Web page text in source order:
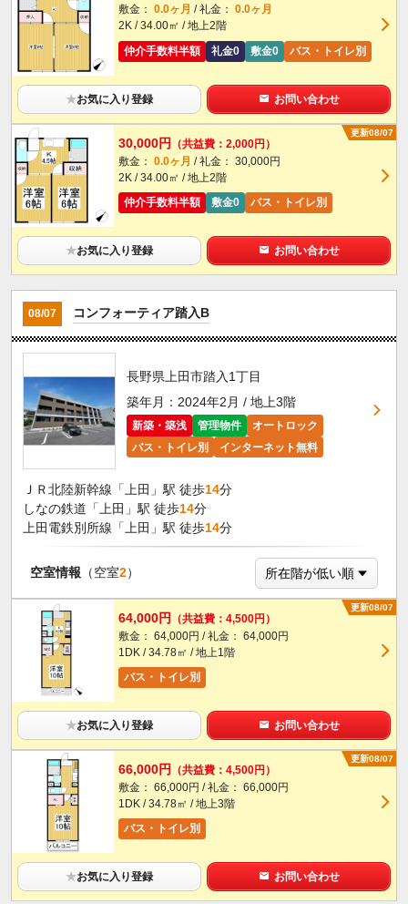
敷金： 0.0ヶ月 / 礼金： 0.0ヶ月
2K / 34.00㎡ / 地上2階
仲介手数料半額
礼金0 敷金0 バス・トイレ別
★お気に入り登録 お問い合わせ
更新08/07
30,000円 （共益費：2,000円）
敷金： 0.0ヶ月 / 礼金： 30,000円
2K / 34.00㎡ / 地上2階
仲介手数料半額
敷金0 バス・トイレ別
★お気に入り登録 お問い合わせ
08/07 コンフォーティア踏入B
長野県上田市踏入1丁目
築年月：2024年2月 / 地上3階
新築・築浅 管理物件
オートロック
バス・トイレ別
インターネット無料
ＪＲ北陸新幹線「上田」駅 徒歩14分
しなの鉄道「上田」駅 徒歩14分
上田電鉄別所線「上田」駅 徒歩14分
空室情報 （空室2）
更新08/07
64,000円 （共益費：4,500円）
敷金： 64,000円 / 礼金： 64,000円
1DK / 34.78㎡ / 地上1階
バス・トイレ別
★お気に入り登録 お問い合わせ
更新08/07
66,000円 （共益費：4,500円）
敷金： 66,000円 / 礼金： 66,000円
1DK / 34.78㎡ / 地上3階
バス・トイレ別
★お気に入り登録 お問い合わせ